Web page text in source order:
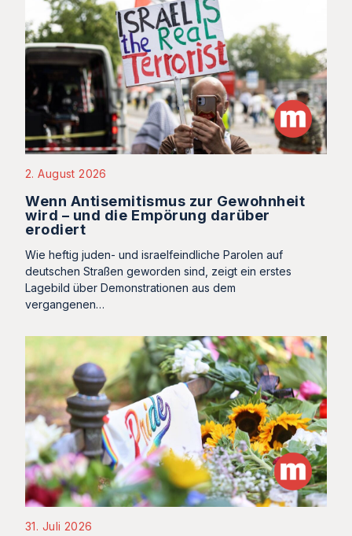
2. August 2026
Wenn Antisemitismus zur Gewohnheit
wird – und die Empörung darüber
erodiert
Wie heftig juden- und israelfeindliche Parolen auf
deutschen Straßen geworden sind, zeigt ein erstes
Lagebild über Demonstrationen aus dem
vergangenen…
31. Juli 2026